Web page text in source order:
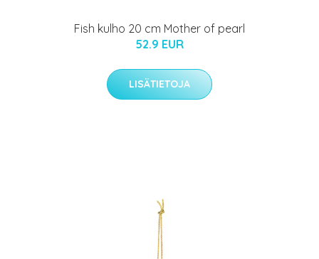
Fish kulho 20 cm Mother of pearl
52.9 EUR
LISÄTIETOJA